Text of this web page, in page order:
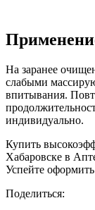
На заранее
слабыми
впитывания.
индивидуально.
Купить
Хабаровске в
Успейте
Поделиться: